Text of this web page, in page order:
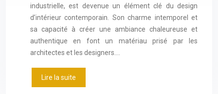
industrielle, est devenue un élément clé du design
d’intérieur contemporain. Son charme intemporel et
sa capacité à créer une ambiance chaleureuse et
authentique en font un matériau prisé par les
architectes et les designers….
Lire la suite